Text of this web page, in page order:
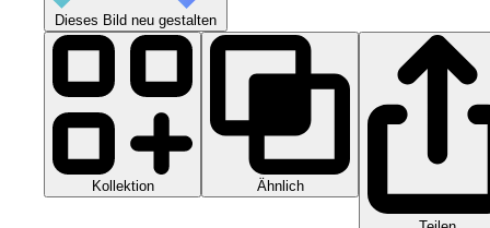
Dieses Bild neu gestalten
Kollektion Ähnlich